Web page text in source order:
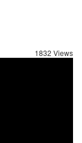
1832 Views